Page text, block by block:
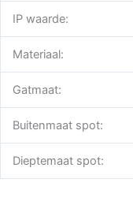
IP waarde:
Materiaal:
Gatmaat:
Buitenmaat spot:
Dieptemaat spot: